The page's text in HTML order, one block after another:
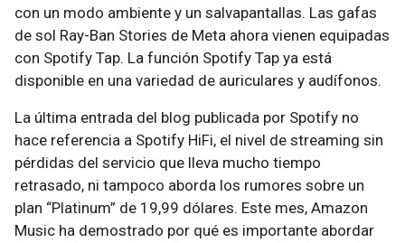
con un modo ambiente y un salvapantallas. Las gafas
de sol Ray-Ban Stories de Meta ahora vienen equipadas
con Spotify Tap. La función Spotify Tap ya está
disponible en una variedad de auriculares y audífonos.
La última entrada del blog publicada por Spotify no
hace referencia a Spotify HiFi, el nivel de streaming sin
pérdidas del servicio que lleva mucho tiempo
retrasado, ni tampoco aborda los rumores sobre un
plan “Platinum” de 19,99 dólares. Este mes, Amazon
Music ha demostrado por qué es importante abordar